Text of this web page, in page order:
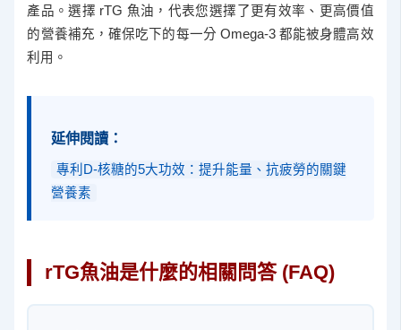
產品。選擇 rTG 魚油，代表您選擇了更有效率、更高價值
的營養補充，確保吃下的每一分 Omega-3 都能被身體高效
利用。
延伸閱讀：
專利D-核糖的5大功效：提升能量、抗疲勞的關鍵
營養素
rTG魚油是什麼的相關問答 (FAQ)